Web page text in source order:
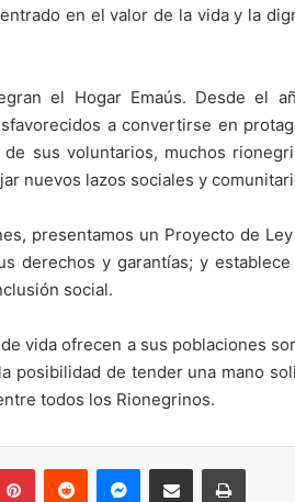
en el valor de la vida y la
el Hogar Emaús. Desde el
a convertirse en
sus voluntarios, muchos
nuevos lazos sociales y
presentamos un Proyecto de
derechos y garantías; y
social.
vida ofrecen a sus poblaciones
posibilidad de tender una mano
todos los Rionegrinos.